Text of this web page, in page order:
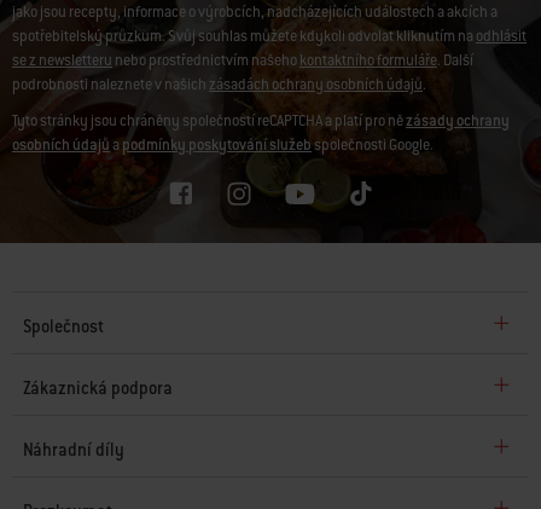
jako jsou recepty, informace o výrobcích, nadcházejících událostech a akcích a
spotřebitelský průzkum. Svůj souhlas můžete kdykoli odvolat kliknutím na odhlásit
se z newsletteru nebo prostřednictvím našehokontaktního formuláře. Další
podrobnosti naleznete v našich zásadách ochrany osobních údajů.
Tyto stránky jsou chráněny společností reCAPTCHA a platí pro nězásady ochrany
osobních údajů apodmínky poskytování služebspolečnosti Google.
Společnost
Zákaznická podpora
Náhradní díly